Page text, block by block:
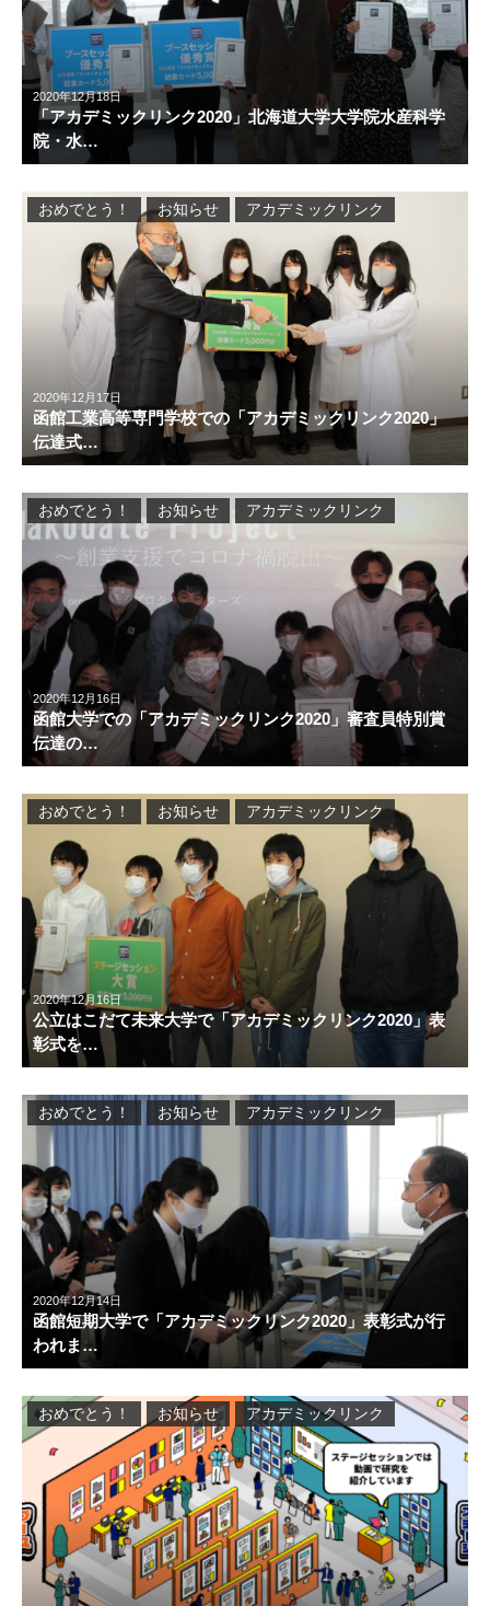
2020年12月18日
「アカデミックリンク2020」北海道大学大学院水産科学
院・水…
2020年12月17日
函館工業高等専門学校での「アカデミックリンク2020」
伝達式…
おめでとう！ お知らせ アカデミックリンク
2020年12月16日
函館大学での「アカデミックリンク2020」審査員特別賞
伝達の…
おめでとう！ お知らせ アカデミックリンク
2020年12月16日
公立はこだて未来大学で「アカデミックリンク2020」表
彰式を…
おめでとう！ お知らせ アカデミックリンク
2020年12月14日
函館短期大学で「アカデミックリンク2020」表彰式が行
われま…
おめでとう！ お知らせ アカデミックリンク
おめでとう！ お知らせ アカデミックリンク